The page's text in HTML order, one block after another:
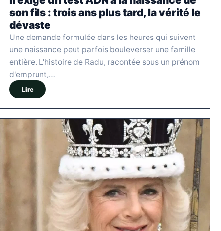
son fils : trois ans plus tard, la vérité le
dévaste
Une demande formulée dans les heures qui suivent
une naissance peut parfois bouleverser une famille
entière. L'histoire de Radu, racontée sous un prénom
d'emprunt,…
Lire